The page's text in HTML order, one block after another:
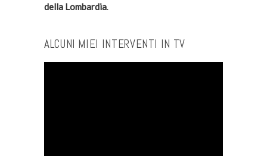
della Lombardia.
ALCUNI MIEI INTERVENTI IN TV